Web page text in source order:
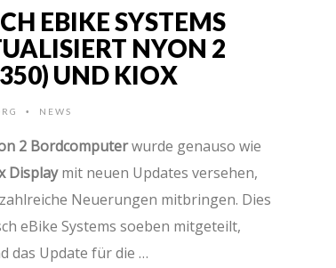
EBIKE SYSTEMS
NYON 2
UND KIOX
• NEWS
2 Bordcomputerwurde genauso wie
Displaymit neuen Updates versehen,
Neuerungen mitbringen. Dies
eBike Systems soeben mitgeteilt,
das Update für die …